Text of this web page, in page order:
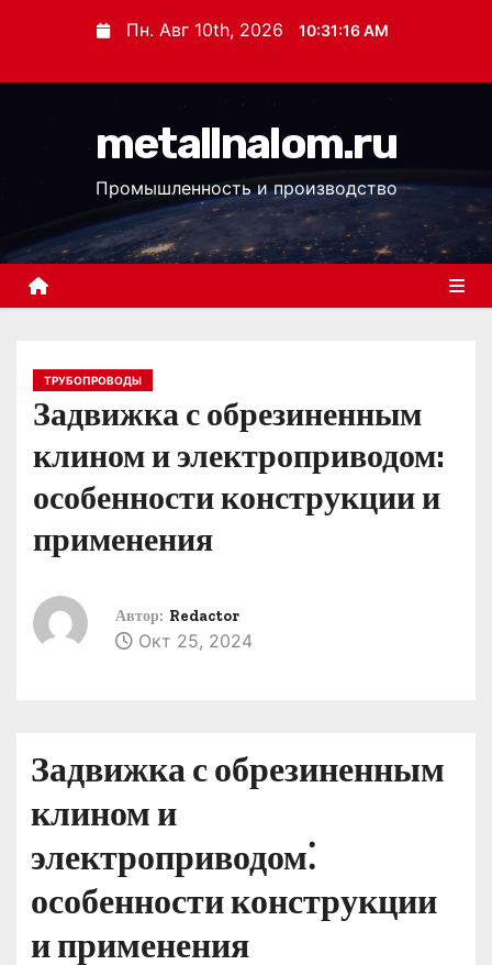
с
Пн. Авг 10th, 2026 10:31:17 AM
metallnalom.ru
Промышленность и производство
ТРУБОПРОВОДЫ
Задвижка с обрезиненным
клином и электроприводом:
особенности конструкции и
применения
Автор: Redactor
Окт 25, 2024
Задвижка с обрезиненным
клином и
электроприводом⁚
особенности конструкции
и применения